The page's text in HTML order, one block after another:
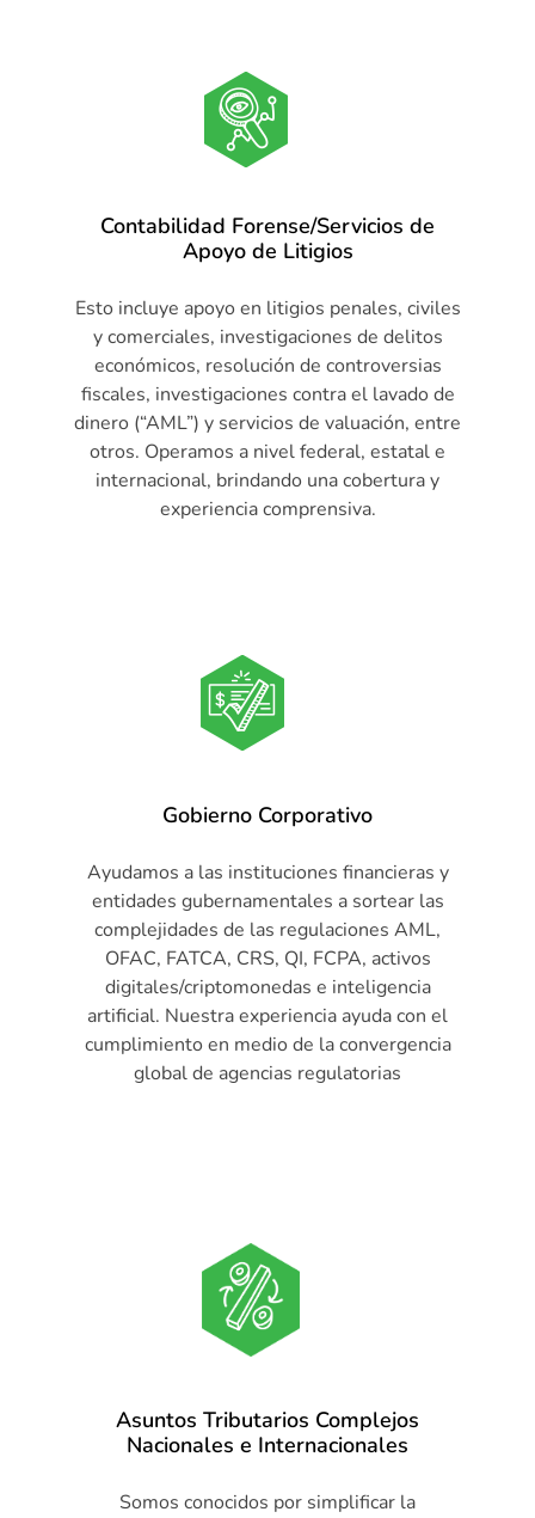
Contabilidad Forense/Servicios de
Apoyo de Litigios
Esto incluye apoyo en litigios penales, civiles
y comerciales, investigaciones de delitos
económicos, resolución de controversias
fiscales, investigaciones contra el lavado de
dinero (“AML”) y servicios de valuación, entre
otros. Operamos a nivel federal, estatal e
internacional, brindando una cobertura y
experiencia comprensiva.
Gobierno Corporativo
Ayudamos a las instituciones financieras y
entidades gubernamentales a sortear las
complejidades de las regulaciones AML,
OFAC, FATCA, CRS, QI, FCPA, activos
digitales/criptomonedas e inteligencia
artificial. Nuestra experiencia ayuda con el
cumplimiento en medio de la convergencia
global de agencias regulatorias
Asuntos Tributarios Complejos
Nacionales e Internacionales
Somos conocidos por simplificar la